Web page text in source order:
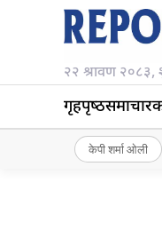
२२ श्रावण २०८३,
गृहपृष्‍ठसमाचार
केपी शर्मा ओली